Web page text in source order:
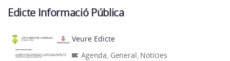
Edicte Informació Pública
Veure Edicte
Agenda, General, Notícies